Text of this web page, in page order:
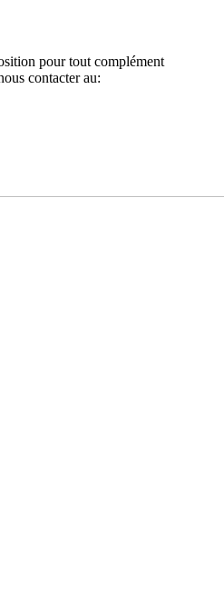
pour tout complément
contacter au: